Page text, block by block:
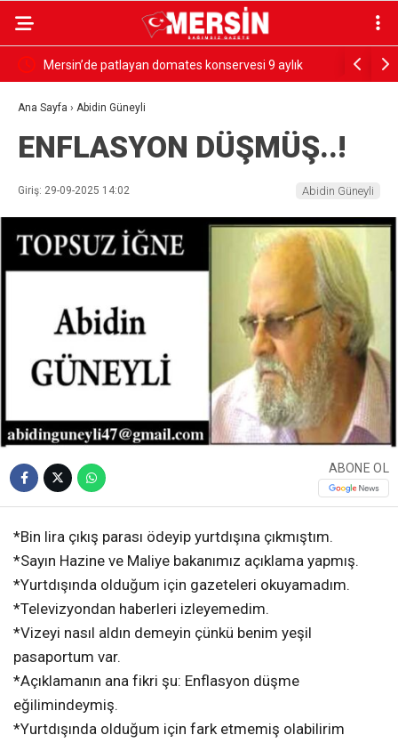
Mersin’de patlayan domates konservesi 9 aylık
bebeği yaktı
SESSİZ
Ana Sayfa › Abidin Güneyli
ENFLASYON DÜŞMÜŞ..!
Giriş: 29-09-2025 14:02 Abidin Güneyli
ABONE OL
*Bin lira çıkış parası ödeyip yurtdışına çıkmıştım.
*Sayın Hazine ve Maliye bakanımız açıklama yapmış.
*Yurtdışında olduğum için gazeteleri okuyamadım.
*Televizyondan haberleri izleyemedim.
*Vizeyi nasıl aldın demeyin çünkü benim yeşil
pasaportum var.
*Açıklamanın ana fikri şu: Enflasyon düşme
eğilimindeymiş.
*Yurtdışında olduğum için fark etmemiş olabilirim